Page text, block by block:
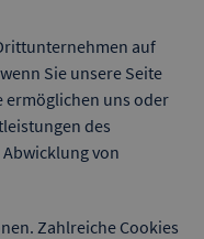
auf
Sie unsere Seite
ermöglichen uns oder
des
von
Zahlreiche Cookies